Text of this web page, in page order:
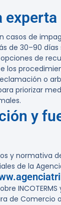
experta
casos de
de 30–90 días
de
los
o
priorizar
y
y normativa
de la
de Comercio